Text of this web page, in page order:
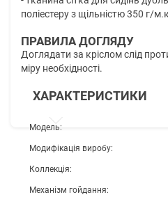
поліестеру з щільністю 350 г/
ПРАВИЛА ДОГЛЯДУ
Доглядати за кріслом слід
міру необхідності.
ХАРАКТЕРИСТИКИ
Модель:
Модифікація виробу:
Коллекція:
Механізм гойдання: